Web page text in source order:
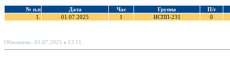
№ п.п Дата Час Группа
П/г
1.
01.07.2025 1 ИСПП-231 0
Обновлено: 01.07.2025 в 13:11.